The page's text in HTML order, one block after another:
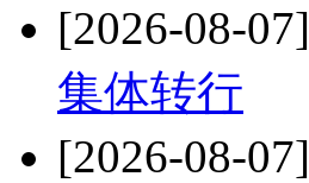
[2026-08-07]
集体转行
[2026-08-07]